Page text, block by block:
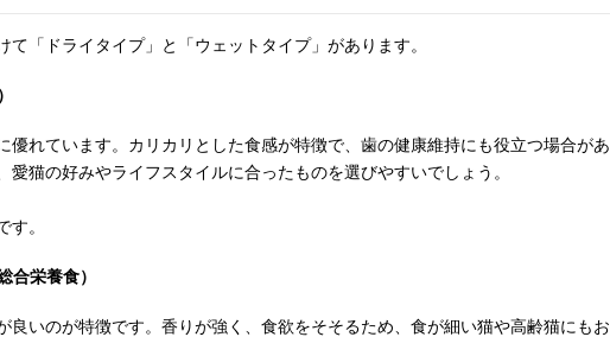
て「ドライタイプ」と「ウェットタイプ」があります。
優れています。カリカリとした食感が特徴で、歯の健康維持にも役立つ場合があ
愛猫の好みやライフスタイルに合ったものを選びやすいでしょう。
。
合栄養食）
良いのが特徴です。香りが強く、食欲をそそるため、食が細い猫や高齢猫にもお